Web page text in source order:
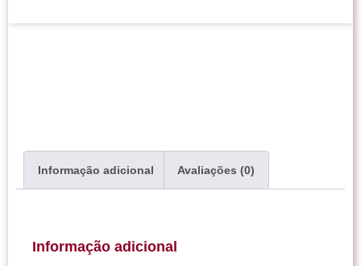
Informação adicional Avaliações (0)
Informação adicional